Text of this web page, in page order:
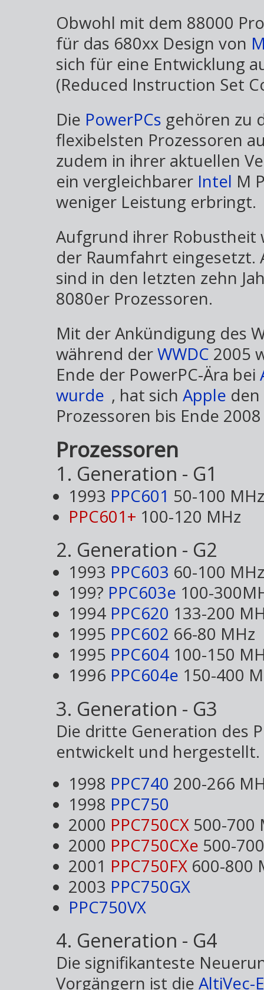
Obwohl mit dem 88000
für das 680xx Design von
sich für eine Entwicklung
(Reduced Instruction Set
Die PowerPCs gehören zu
flexibelsten Prozessoren
zudem in ihrer aktuellen
ein vergleichbarer Intel M
weniger Leistung erbringt.
Aufgrund ihrer
der Raumfahrt eingesetzt.
sind in den letzten zehn
8080er Prozessoren.
Mit der Ankündigung des
während derWWDC 2005
Ende der PowerPC-Ära bei
wurde , hat sich Apple
Prozessoren bis Ende
Prozessoren
1. Generation - G1
1993 PPC601 50-100 MHz
PPC601+ 100-120 MHz
2. Generation - G2
1993 PPC603 60-100 MHz
199? PPC603e 100-
1994 PPC620 133-200
1995 PPC602 66-80 MHz
1995 PPC604 100-150
1996 PPC604e 150-400
3. Generation - G3
Die dritte Generation des
entwickelt und hergestellt.
1998 PPC740 200-266
1998 PPC750
2000 PPC750CX 500-700
2000 PPC750CXe 500-
2001 PPC750FX 600-800
2003 PPC750GX
PPC750VX
4. Generation - G4
Die signifikanteste
Vorgängern ist die AltiVec-